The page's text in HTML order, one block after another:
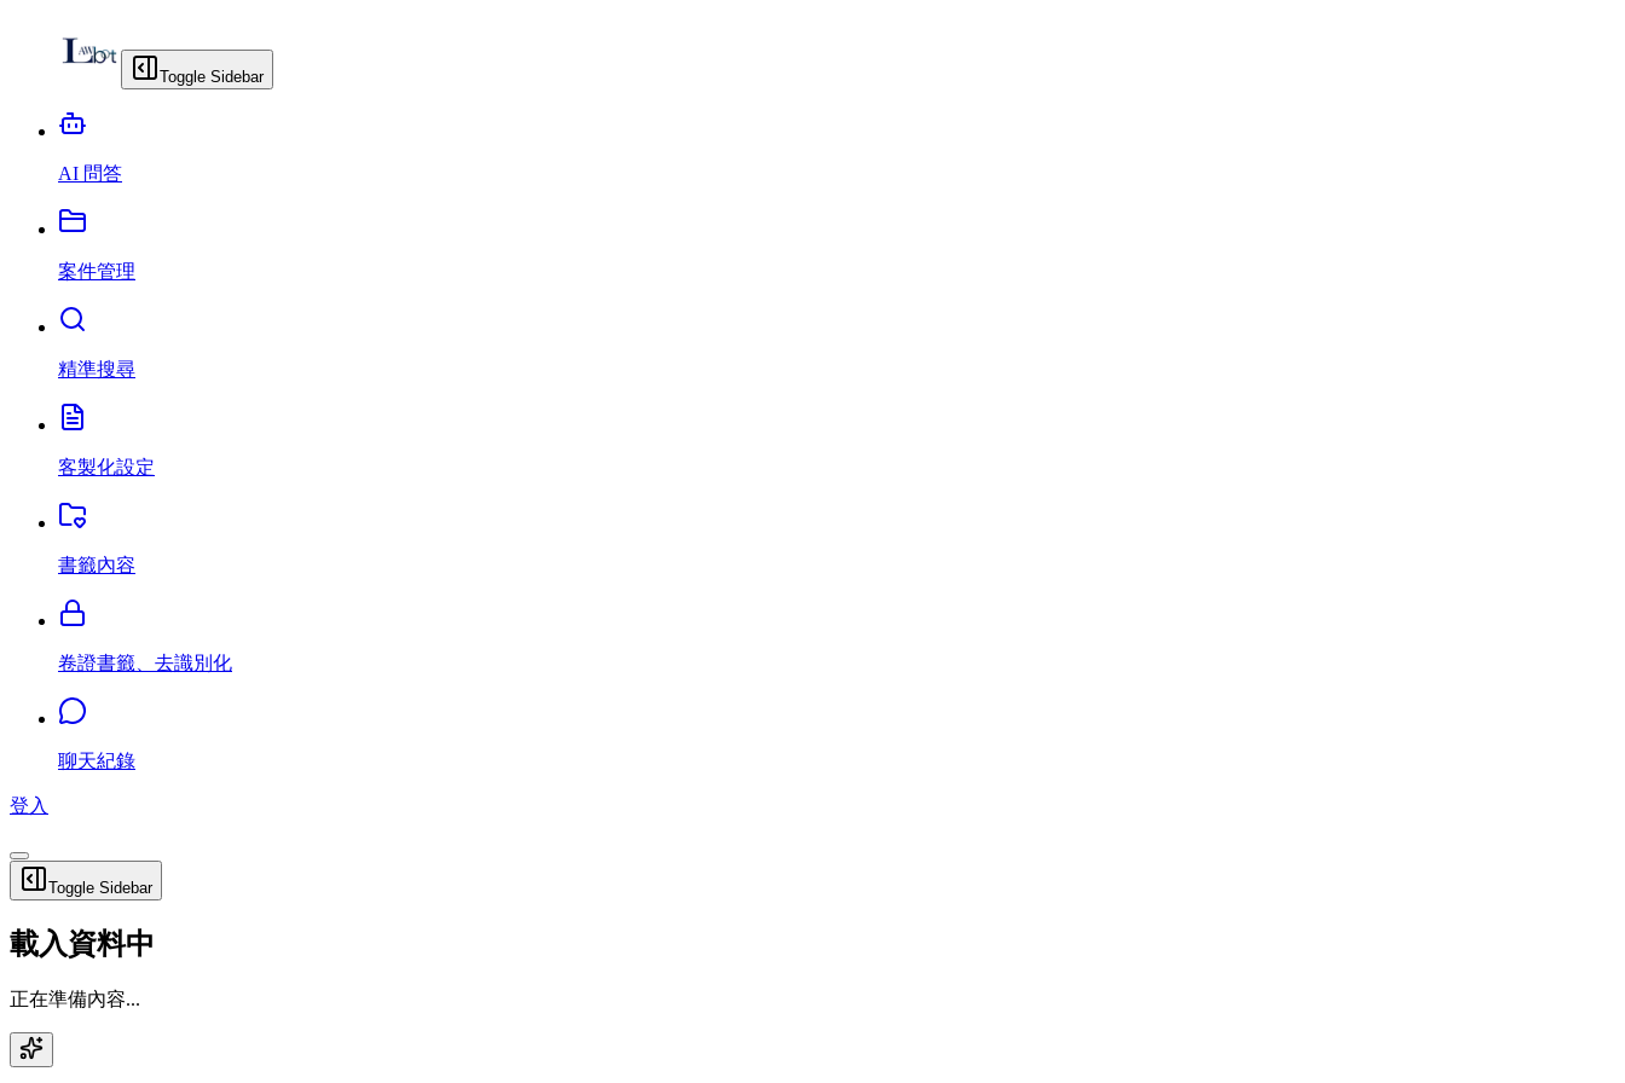
Toggle Sidebar
AI 問答
案件管理
精準搜尋
客製化設定
書籤內容
卷證書籤、去識別化
聊天紀錄
登入
Toggle Sidebar
載入資料中
正在準備內容...